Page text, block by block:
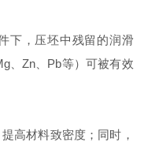
下，压坯中残留的润滑
、Zn、Pb等）可被有效
高材料致密度；同时，